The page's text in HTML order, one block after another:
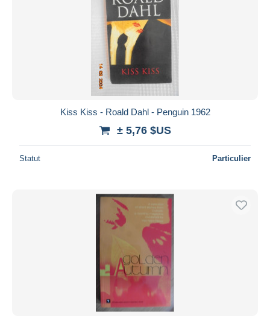
Kiss Kiss - Roald Dahl - Penguin 1962
± 5,76 $US
Statut Particulier